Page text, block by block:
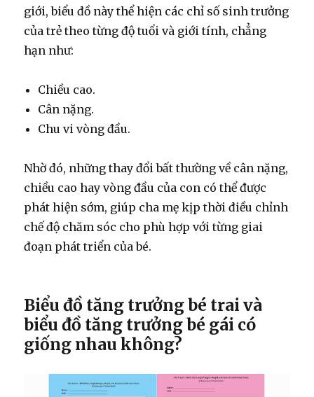
giới, biểu đồ này thể hiện các chỉ số sinh trưởng
của trẻ theo từng độ tuổi và giới tính, chẳng
hạn như:
Chiều cao.
Cân nặng.
Chu vi vòng đầu.
Nhờ đó, những thay đổi bất thường về cân nặng,
chiều cao hay vòng đầu của con có thể được
phát hiện sớm, giúp cha mẹ kịp thời điều chỉnh
chế độ chăm sóc cho phù hợp với từng giai
đoạn phát triển của bé.
Biểu đồ tăng trưởng bé trai và
biểu đồ tăng trưởng bé gái có
giống nhau không?